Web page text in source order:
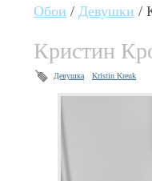
Обои / Девушки /
Кристин
Девушка Kristin Kreuk